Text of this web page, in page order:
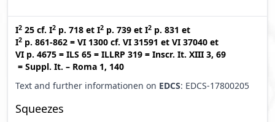
I2 25 cf. I2 p. 718 et I2 p. 739 et I2 p. 831 et
I2 p. 861-862 = VI 1300 cf. VI 31591 et VI 37040 et
VI p. 4675 = ILS 65 = ILLRP 319 = Inscr. It. XIII 3, 69
= Suppl. It. – Roma 1, 140
Text and further informationen on EDCS: EDCS-17800205
Squeezes